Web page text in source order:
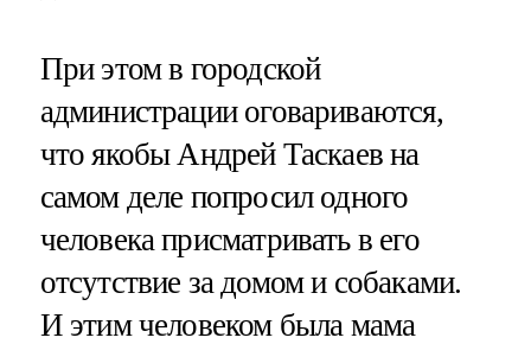
При этом в городской
администрации оговариваются,
что якобы Андрей Таскаев на
самом деле попросил одного
человека присматривать в его
отсутствие за домом и собаками.
И этим человеком была мама